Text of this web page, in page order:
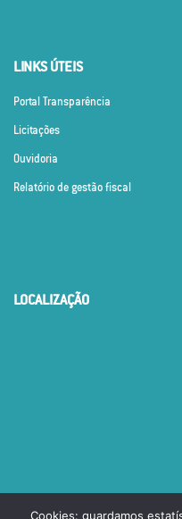
LINKS ÚTEIS
Portal Transparência
Licitações
Ouvidoria
Relatório de gestão fiscal
LOCALIZAÇÃO
Cookies: guardamos